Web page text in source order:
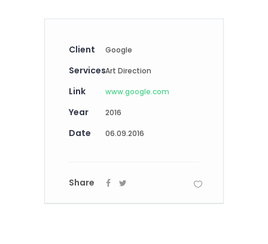
Client Google
ServicesArt Direction
Link www.google.com
Year 2016
Date 06.09.2016
Share